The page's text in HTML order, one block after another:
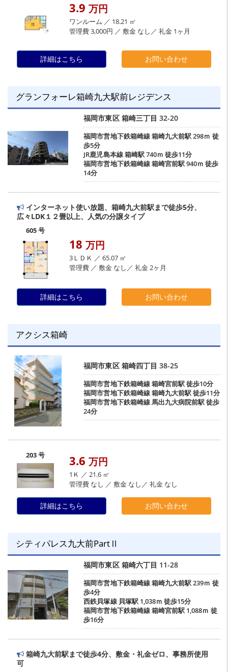
3.9 万円
ワンルーム ／ 18.21 ㎡
管理費 3,000円 ／ 敷金 なし／ 礼金 1ヶ月
詳細はこちら お問い合わせ
グランフォーレ箱崎九大駅前レジデンス
福岡市東区 箱崎三丁目 32-20
福岡市営地下鉄箱崎線箱崎九大前駅298ｍ 徒
歩5分
JR鹿児島本線箱崎駅740ｍ 徒歩11分
福岡市営地下鉄箱崎線箱崎宮前駅940ｍ 徒歩
14分
インターネット使い放題、箱崎九大前駅まで徒歩5分、
広々LDK１２畳以上、人気の分譲タイプ
605 号
18 万円
3ＬＤＫ ／ 65.07 ㎡
管理費 ／ 敷金 なし／ 礼金 2ヶ月
詳細はこちら お問い合わせ
アクシス箱崎
福岡市東区 箱崎四丁目 38-25
福岡市営地下鉄箱崎線箱崎宮前駅徒歩10分
福岡市営地下鉄箱崎線箱崎九大前駅徒歩11分
福岡市営地下鉄箱崎線馬出九大病院前駅徒歩
24分
203 号 3.6 万円
1Ｋ ／ 21.6 ㎡
管理費 なし ／ 敷金 なし／ 礼金 なし
詳細はこちら お問い合わせ
シティパレス九大前PartⅡ
福岡市東区 箱崎六丁目 11-28
福岡市営地下鉄箱崎線箱崎九大前駅239ｍ 徒
歩4分
西鉄貝塚線 貝塚駅1,038ｍ 徒歩15分
福岡市営地下鉄箱崎線箱崎宮前駅 1,088ｍ 徒
歩16分
箱崎九大前駅まで徒歩4分、敷金・礼金ゼロ、事務所使用
可